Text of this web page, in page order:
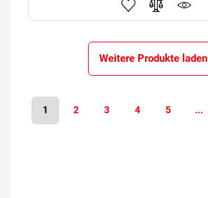
Weitere Produkte laden
1 2 3 4 5 ...